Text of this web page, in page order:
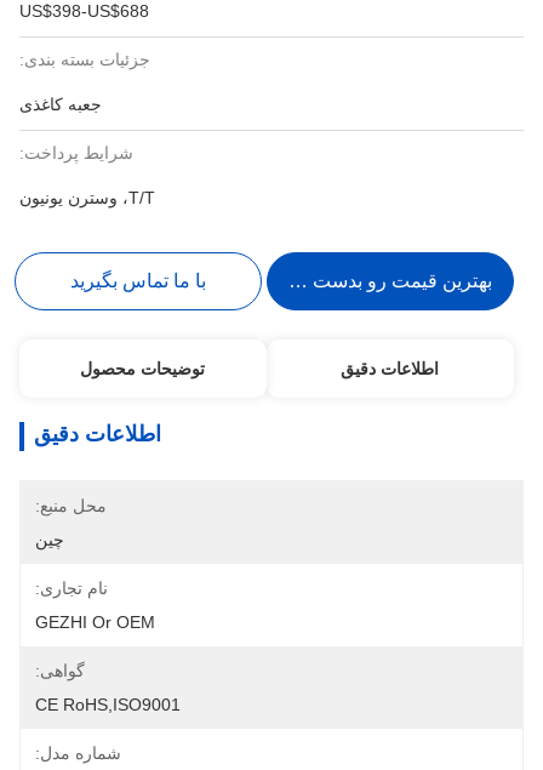
US$398-US$688
جزئیات بسته بندی:
جعبه کاغذی
شرایط پرداخت:
T/T، وسترن یونیون
بهترین قیمت رو بدست بیار با ما تماس بگیرید
اطلاعات دقیق توضیحات محصول
اطلاعات دقیق
محل منبع:
چین
نام تجاری:
GEZHI Or OEM
گواهی:
CE RoHS,ISO9001
شماره مدل: